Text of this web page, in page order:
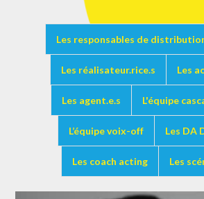
Les responsables de
Les réalisateur.rice.s Les
Les agent.e.s L'équipe
L’équipe voix-off Les DA
Les coach acting Les